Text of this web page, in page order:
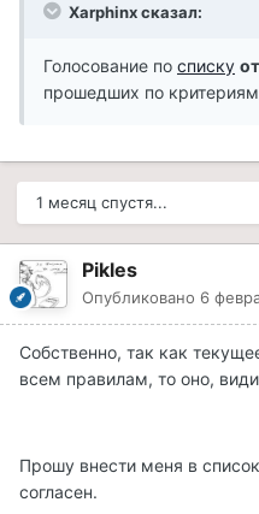
Xarphinx сказал:
Голосование по списку
прошедших по
1 месяц спустя...
Pikles
Опубликовано 6
Собственно, так как
всем правилам, то оно,
Прошу внести меня в
согласен.